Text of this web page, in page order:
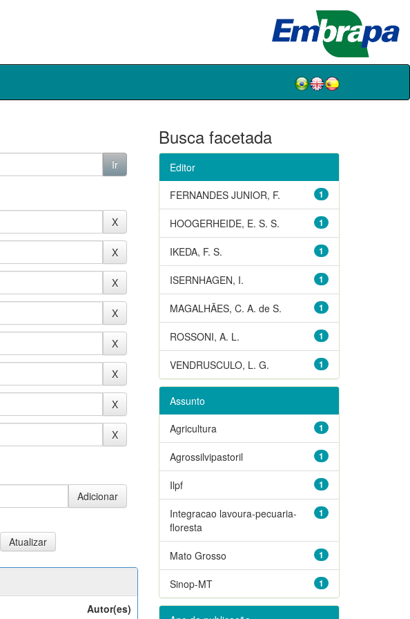
Autor(es)
Busca facetada
Editor
1
FERNANDES JUNIOR, F.
1
HOOGERHEIDE, E. S. S.
1
IKEDA, F. S.
1
ISERNHAGEN, I.
1
MAGALHÃES, C. A. de S.
1
ROSSONI, A. L.
1
VENDRUSCULO, L. G.
Assunto
1
Agricultura
1
Agrossilvipastoril
1
Ilpf
1
Integracao lavoura-pecuaria-
floresta
1
Mato Grosso
1
Sinop-MT